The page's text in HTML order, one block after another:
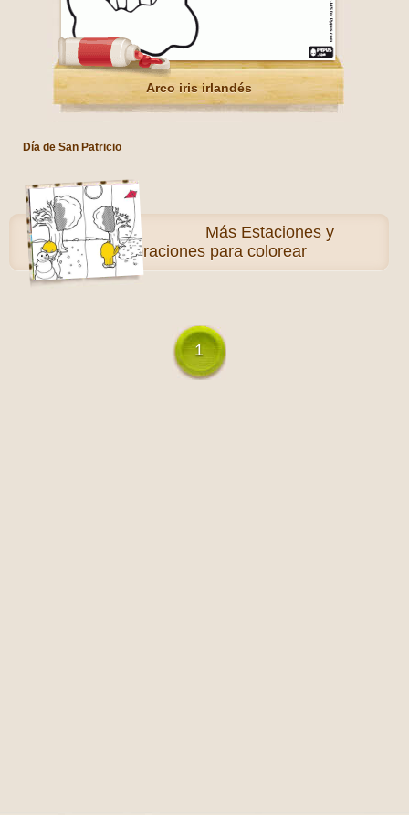
Arco iris irlandés
Día de San Patricio
Más Estaciones y
Celebraciones para colorear
1